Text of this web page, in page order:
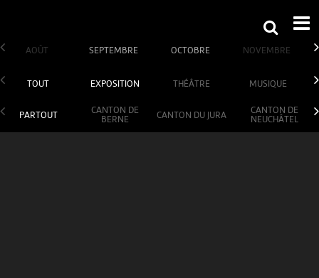
AOÛT SEPTEMBRE OCTOBRE NOVEMBRE
TOUT EXPOSITION THÉÂTRE MUSIQUE
PARTOUT
CANTON DE
BERNE
CANTON DU JURA
CANTON DE
NEUCHÂTEL